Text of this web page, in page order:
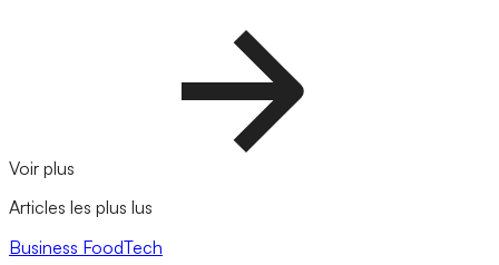
Voir plus
Articles les plus lus
Business FoodTech